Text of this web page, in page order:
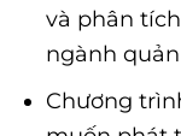
và phân
ngành
Chương